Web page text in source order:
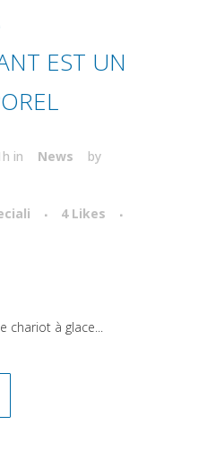
EST UN
in News by
4 Likes
chariot à glace...